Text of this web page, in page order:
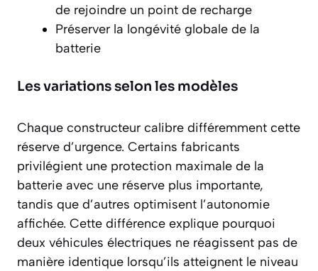
de rejoindre un point de recharge
Préserver la longévité globale de la
batterie
Les variations selon les modèles
Chaque constructeur calibre différemment cette
réserve d’urgence. Certains fabricants
privilégient une protection maximale de la
batterie avec une réserve plus importante,
tandis que d’autres optimisent l’autonomie
affichée. Cette différence explique pourquoi
deux véhicules électriques ne réagissent pas de
manière identique lorsqu’ils atteignent le niveau